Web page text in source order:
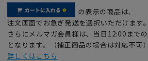
の表示の商品は、
注文画面でお急ぎ発送を選択いただけます。
さらにメルマガ会員様は、当日12:00まで
となります。（補正商品の場合は対応不可）
詳しくはこちら